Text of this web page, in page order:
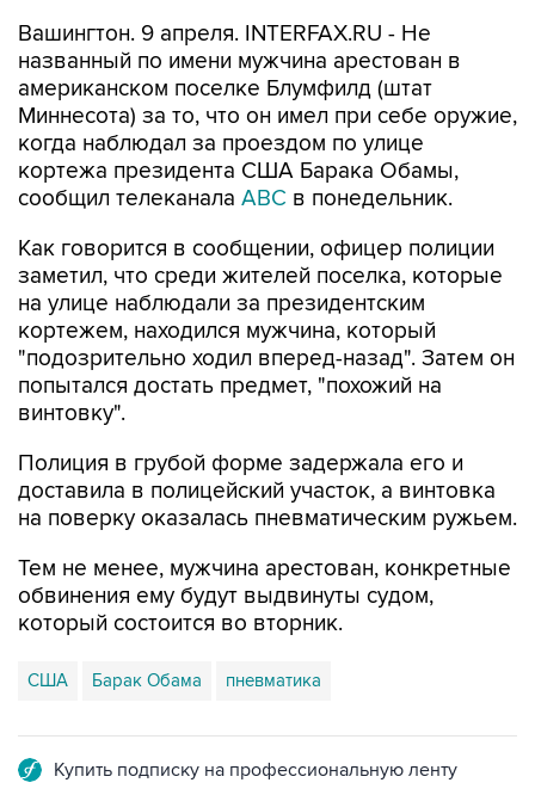
Вашингтон. 9 апреля. INTERFAX.RU - Не
названный по имени мужчина арестован в
американском поселке Блумфилд (штат
Миннесота) за то, что он имел при себе оружие,
когда наблюдал за проездом по улице
кортежа президента США Барака Обамы,
сообщил телеканала ABC в понедельник.
Как говорится в сообщении, офицер полиции
заметил, что среди жителей поселка, которые
на улице наблюдали за президентским
кортежем, находился мужчина, который
"подозрительно ходил вперед-назад". Затем он
попытался достать предмет, "похожий на
винтовку".
Полиция в грубой форме задержала его и
доставила в полицейский участок, а винтовка
на поверку оказалась пневматическим ружьем.
Тем не менее, мужчина арестован, конкретные
обвинения ему будут выдвинуты судом,
который состоится во вторник.
США Барак Обама пневматика
Купить подписку на профессиональную ленту